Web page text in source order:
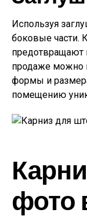
Используя
боковые части.
предотвращают
продаже можно
формы и
помещению
фото